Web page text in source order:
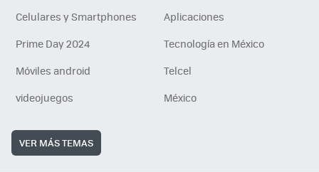
Celulares y Smartphones
Aplicaciones
Prime Day 2024
Tecnología en México
Móviles android
Telcel
videojuegos
México
VER MÁS TEMAS